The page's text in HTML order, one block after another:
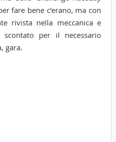
fare bene c’erano, ma con
rivista nella meccanica e
scontato per il necessario
gara.